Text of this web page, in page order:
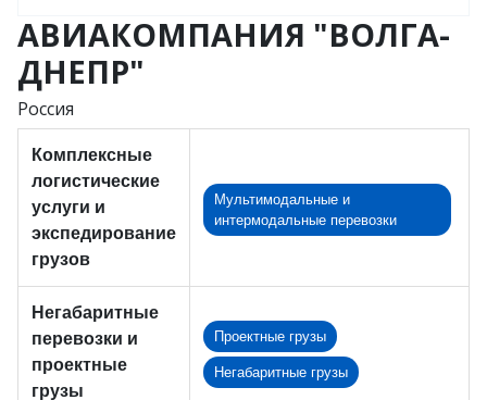
АВИАКОМПАНИЯ "ВОЛГА-
ДНЕПР"
Россия
Комплексные
логистические
услуги и
экспедирование
грузов
Мультимодальные и
интермодальные перевозки
Негабаритные
перевозки и
проектные
грузы
Проектные грузы
Негабаритные грузы